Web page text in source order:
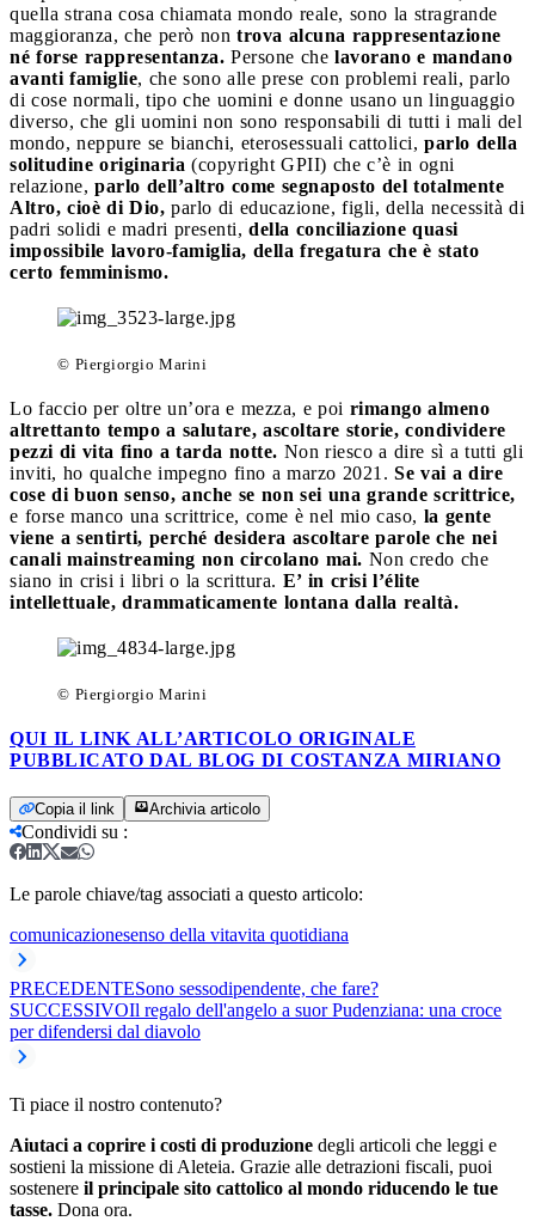
quella strana cosa chiamata mondo reale, sono la stragrande
maggioranza, che però non trova alcuna rappresentazione
né forse rappresentanza. Persone che lavorano e mandano
avanti famiglie, che sono alle prese con problemi reali, parlo
di cose normali, tipo che uomini e donne usano un linguaggio
diverso, che gli uomini non sono responsabili di tutti i mali del
mondo, neppure se bianchi, eterosessuali cattolici, parlo della
solitudine originaria (copyright GPII) che c’è in ogni
relazione, parlo dell’altro come segnaposto del totalmente
Altro, cioè di Dio, parlo di educazione, figli, della necessità di
padri solidi e madri presenti, della conciliazione quasi
impossibile lavoro-famiglia, della fregatura che è stato
certo femminismo.
© Piergiorgio Marini
Lo faccio per oltre un’ora e mezza, e poi rimango almeno
altrettanto tempo a salutare, ascoltare storie, condividere
pezzi di vita fino a tarda notte. Non riesco a dire sì a tutti gli
inviti, ho qualche impegno fino a marzo 2021. Se vai a dire
cose di buon senso, anche se non sei una grande scrittrice,
e forse manco una scrittrice, come è nel mio caso, la gente
viene a sentirti, perché desidera ascoltare parole che nei
canali mainstreaming non circolano mai. Non credo che
siano in crisi i libri o la scrittura. E’ in crisi l’élite
intellettuale, drammaticamente lontana dalla realtà.
© Piergiorgio Marini
QUI IL LINK ALL’ARTICOLO ORIGINALE
PUBBLICATO DAL BLOG DI COSTANZA MIRIANO
Copia il link Archivia articolo
Condividi su :
Le parole chiave/tag associati a questo articolo:
comunicazionesenso della vitavita quotidiana
PRECEDENTESono sessodipendente, che fare?
SUCCESSIVOIl regalo dell'angelo a suor Pudenziana: una croce
per difendersi dal diavolo
Ti piace il nostro contenuto?
Aiutaci a coprire i costi di produzione degli articoli che leggi e
sostieni la missione di Aleteia. Grazie alle detrazioni fiscali, puoi
sostenere il principale sito cattolico al mondo riducendo le tue
tasse. Dona ora.